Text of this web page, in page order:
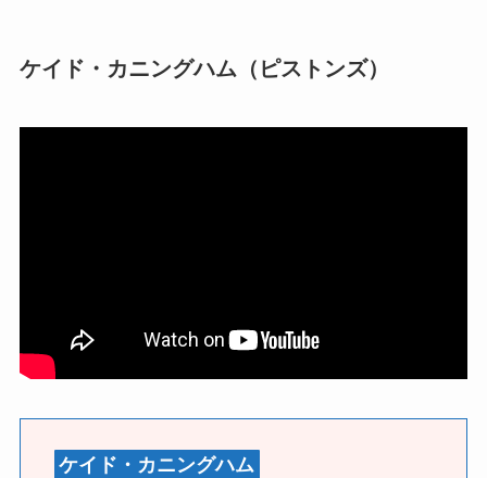
ケイド・カニングハム（ピストンズ）
ケイド・カニングハム